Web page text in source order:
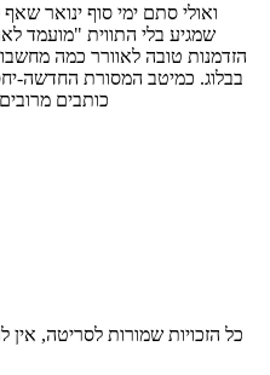
ואולי סתם ימי סוף ינואר
שמגיע בלי התווית "מועמד
הזדמנות טובה לאוורר כמה
בבלוג. כמיטב המסורת החדשה-
כותבים
© כל הזכויות שמורות לסריטה,